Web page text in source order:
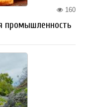
160
промышленность